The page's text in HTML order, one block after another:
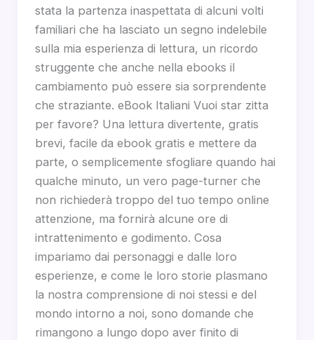
stata la partenza inaspettata di alcuni volti
familiari che ha lasciato un segno indelebile
sulla mia esperienza di lettura, un ricordo
struggente che anche nella ebooks il
cambiamento può essere sia sorprendente
che straziante. eBook Italiani Vuoi star zitta
per favore? Una lettura divertente, gratis
brevi, facile da ebook gratis e mettere da
parte, o semplicemente sfogliare quando hai
qualche minuto, un vero page-turner che
non richiederà troppo del tuo tempo online
attenzione, ma fornirà alcune ore di
intrattenimento e godimento. Cosa
impariamo dai personaggi e dalle loro
esperienze, e come le loro storie plasmano
la nostra comprensione di noi stessi e del
mondo intorno a noi, sono domande che
rimangono a lungo dopo aver finito di